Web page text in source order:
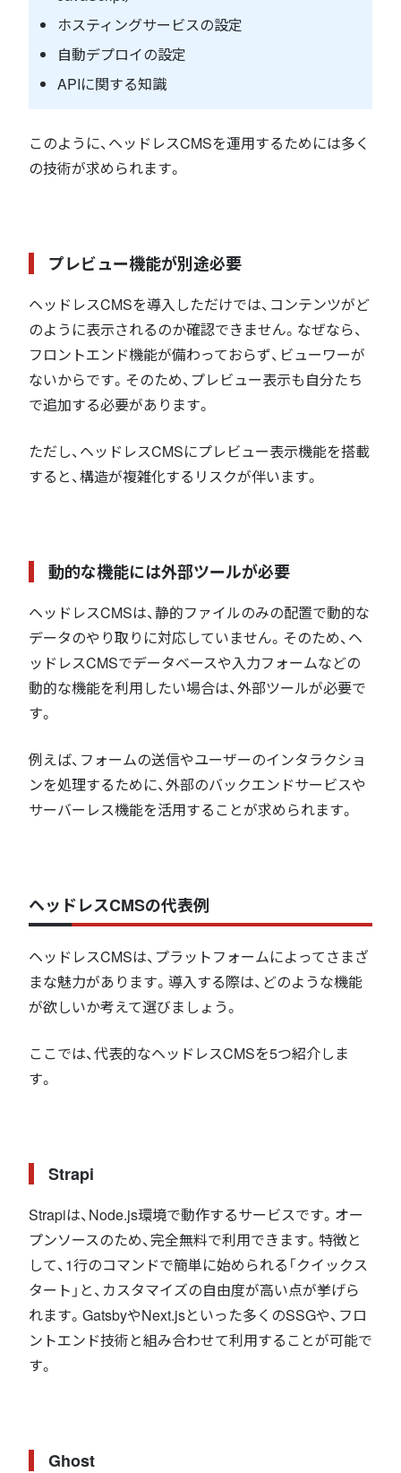
ホスティングサービスの設定
自動デプロイの設定
APIに関する知識
このように、ヘッドレスCMSを運用するためには多く
の技術が求められます。
プレビュー機能が別途必要
ヘッドレスCMSを導入しただけでは、コンテンツがど
のように表示されるのか確認できません。なぜなら、
フロントエンド機能が備わっておらず、ビューワーが
ないからです。そのため、プレビュー表示も自分たち
で追加する必要があります。
ただし、ヘッドレスCMSにプレビュー表示機能を搭載
すると、構造が複雑化するリスクが伴います。
動的な機能には外部ツールが必要
ヘッドレスCMSは、静的ファイルのみの配置で動的な
データのやり取りに対応していません。そのため、ヘ
ッドレスCMSでデータベースや入力フォームなどの
動的な機能を利用したい場合は、外部ツールが必要で
す。
例えば、フォームの送信やユーザーのインタラクショ
ンを処理するために、外部のバックエンドサービスや
サーバーレス機能を活用することが求められます。
ヘッドレスCMSの代表例
ヘッドレスCMSは、プラットフォームによってさまざ
まな魅力があります。導入する際は、どのような機能
が欲しいか考えて選びましょう。
ここでは、代表的なヘッドレスCMSを5つ紹介しま
す。
Strapi
Strapiは、Node.js環境で動作するサービスです。オー
プンソースのため、完全無料で利用できます。特徴と
して、1行のコマンドで簡単に始められる「クイックス
タート」と、カスタマイズの自由度が高い点が挙げら
れます。GatsbyやNext.jsといった多くのSSGや、フロ
ントエンド技術と組み合わせて利用することが可能で
す。
Ghost